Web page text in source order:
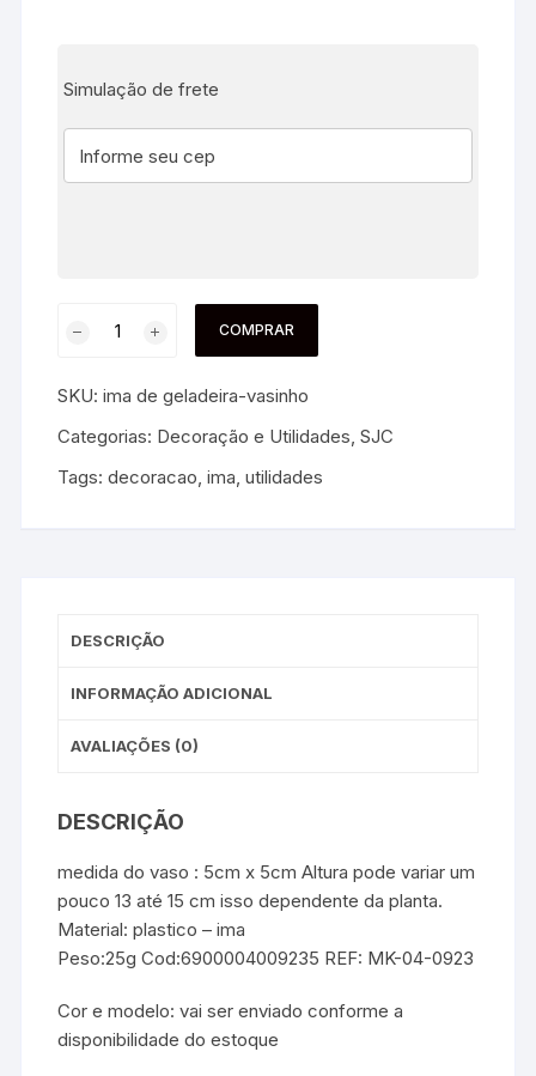
Simulação de frete
COMPRAR
SKU:ima de geladeira-vasinho
Categorias: Decoração e Utilidades,SJC
Tags:decoracao,ima,utilidades
DESCRIÇÃO
INFORMAÇÃO ADICIONAL
AVALIAÇÕES (0)
DESCRIÇÃO
medida do vaso : 5cm x 5cm Altura pode variar um
pouco 13 até 15 cm isso dependente da planta.
Material: plastico – ima
Peso:25g Cod:6900004009235 REF: MK-04-0923
Cor e modelo: vai ser enviado conforme a
disponibilidade do estoque